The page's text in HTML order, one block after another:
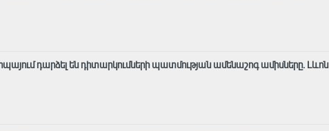
դարձել են դիտարկումների պատմության ամենաշոգ ամիսները․ Լևոն